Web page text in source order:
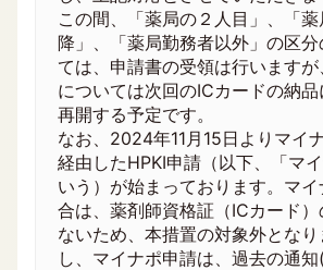
この間、「薬局の２人目」、「
降」、「薬局勤務者以外」の区
ては、申請書の受領は行います
については次回のICカードの納
再開する予定です。
なお、2024年11月15日よりマイ
経由したHPKI申請（以下、「マ
いう）が始まっております。マ
合は、薬剤師資格証（ICカード
ないため、本措置の対象外とな
し、マイナポ申請は、過去の通